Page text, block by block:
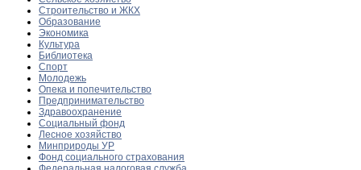
Строительство и ЖКХ
Образование
Экономика
Культура
Библиотека
Спорт
Молодежь
Опека и попечительство
Предпринимательство
Здравоохранение
Социальный фонд
Лесное хозяйство
Минприроды УР
Фонд социального страхования